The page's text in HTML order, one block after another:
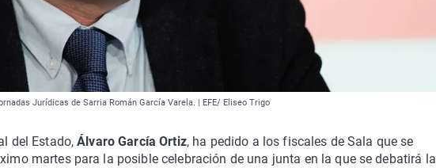
Jurídicas de Sarria Román García Varela. | EFE/ Eliseo Trigo
del Estado,Álvaro García Ortiz, ha pedido a los fiscales de Sala que se
martes para la posible celebración de una junta en la que se debatirá la